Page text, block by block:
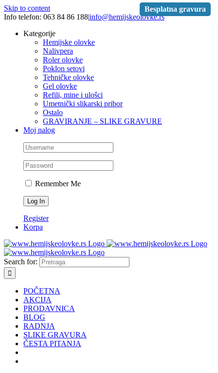
Skip to content
Info telefon: 063 84 86 188|info@hemijskeolovke.rs
Kategorije
Hemijske olovke
Nalivpera
Roler olovke
Poklon setovi
Tehničke olovke
Gel olovke
Refili, mine i ulošci
Umetnički slikarski pribor
Ostalo
GRAVIRANJE – SLIKE GRAVURE
Moj nalog
Remember Me
Register
Korpa
Search for:
POČETNA
AKCIJA
PRODAVNICA
BLOG
RADNJA
SLIKE GRAVURA
ČESTA PITANJA
Besplatna gravura